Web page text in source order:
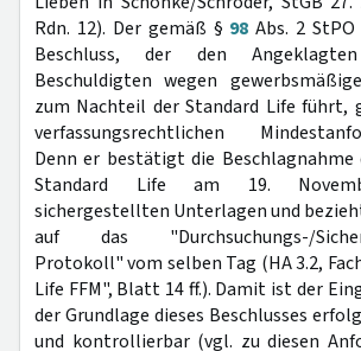
Rdn. 12). Der gemäß § 98 Abs. 2
Beschluss, der den
Beschuldigten wegen
zum Nachteil der Standard Life führt,
verfassungsrechtlichen
Denn er bestätigt die Beschlagnahme
Standard Life am 19.
sichergestellten Unterlagen und
auf das "Durchsuchungs-/
Protokoll" vom selben Tag (HA 3.2,
Life FFM", Blatt 14 ff.). Damit ist der
der Grundlage dieses Beschlusses
und kontrollierbar (vgl. zu diesen